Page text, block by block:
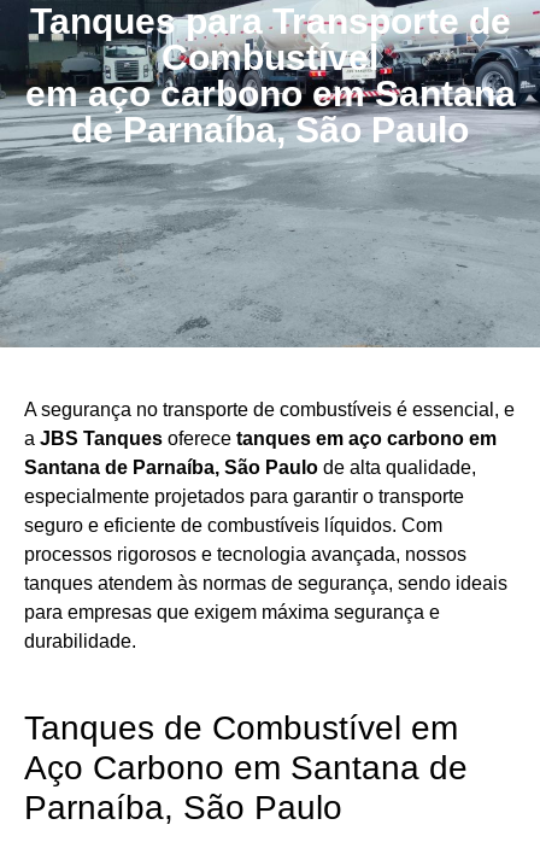
Tanques para Transporte de
Combustível
em aço carbono em Santana
de Parnaíba, São Paulo
A segurança no transporte de combustíveis é essencial, e
a JBS Tanques oferece tanques em aço carbono em
Santana de Parnaíba, São Paulo de alta qualidade,
especialmente projetados para garantir o transporte
seguro e eficiente de combustíveis líquidos. Com
processos rigorosos e tecnologia avançada, nossos
tanques atendem às normas de segurança, sendo ideais
para empresas que exigem máxima segurança e
durabilidade.
Tanques de Combustível em
Aço Carbono em Santana de
Parnaíba, São Paulo